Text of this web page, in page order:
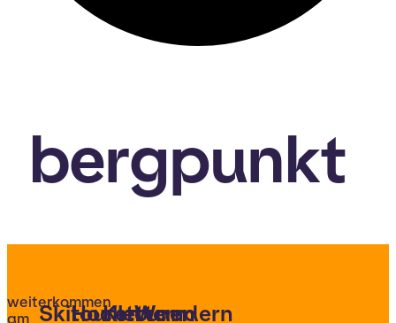
bergpunkt
weiterkommen
am Skitouren
Hochtouren
Klettern
Wandern